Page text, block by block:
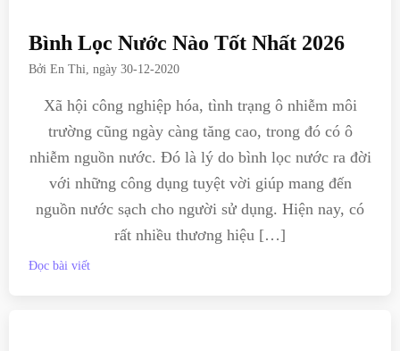
Bình Lọc Nước Nào Tốt Nhất 2026
BởiEn Thi, ngày30-12-2020
Xã hội công nghiệp hóa, tình trạng ô nhiễm môi
trường cũng ngày càng tăng cao, trong đó có ô
nhiễm nguồn nước. Đó là lý do bình lọc nước ra đời
với những công dụng tuyệt vời giúp mang đến
nguồn nước sạch cho người sử dụng. Hiện nay, có
rất nhiều thương hiệu […]
Đọc bài viết